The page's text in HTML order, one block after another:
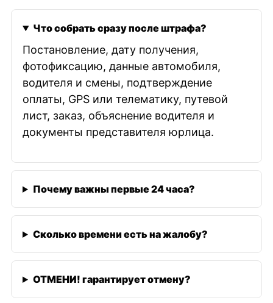
Что собрать сразу после штрафа?
Постановление, дату получения,
фотофиксацию, данные автомобиля,
водителя и смены, подтверждение
оплаты, GPS или телематику, путевой
лист, заказ, объяснение водителя и
документы представителя юрлица.
Почему важны первые 24 часа?
Сколько времени есть на жалобу?
ОТМЕНИ! гарантирует отмену?